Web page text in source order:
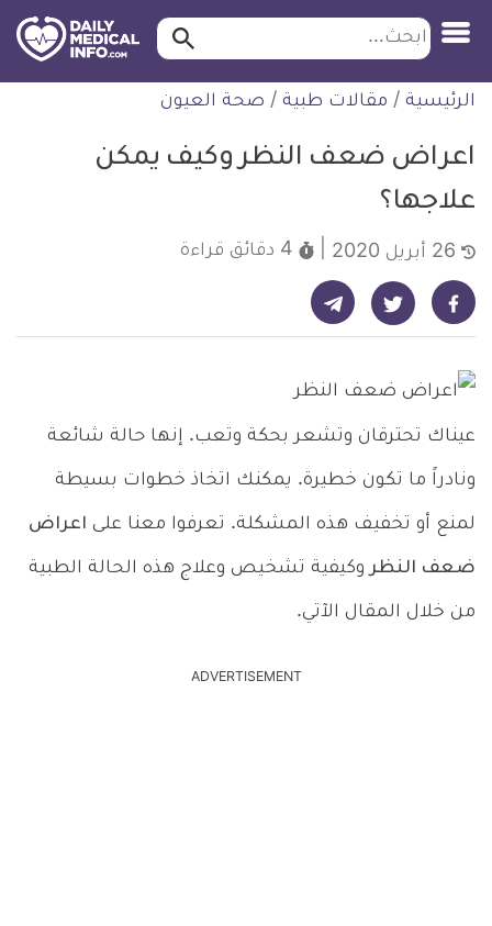
التخطي
للمحتوى
ابحث ابحث…
الرئيسية / مقالات طبية / صحة العيون
اعراض ضعف النظر وكيف يمكن
علاجها؟
4 دقائق قراءة
شارك على فيسبوك - ديلي ميديكال انفو شارك على تويتر - ديلي ميديكال انفو شارك على تيليجرام - ديلي ميديكال انفو
عيناك تحترقان وتشعر بحكة وتعب. إنها حالة شائعة
ونادراً ما تكون خطيرة. يمكنك اتخاذ خطوات بسيطة
لمنع أو تخفيف هذه المشكلة. تعرفوا معنا على اعراض
ضعف النظروكيفية تشخيص وعلاج هذه الحالة الطبية
من خلال المقال الآتي.
ADVERTISEMENT